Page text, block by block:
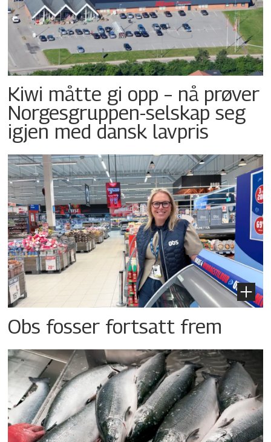
Kiwi måtte gi opp – nå prøver
Norgesgruppen-selskap seg
igjen med dansk lavpris
Obs fosser fortsatt frem